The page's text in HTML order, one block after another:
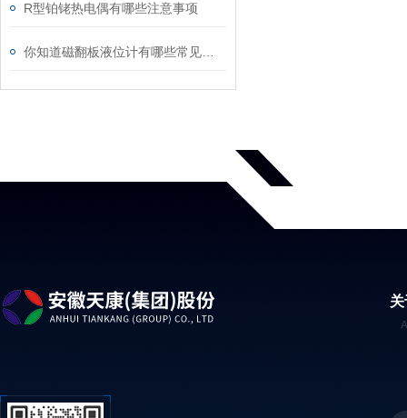
R型铂铑热电偶有哪些注意事项